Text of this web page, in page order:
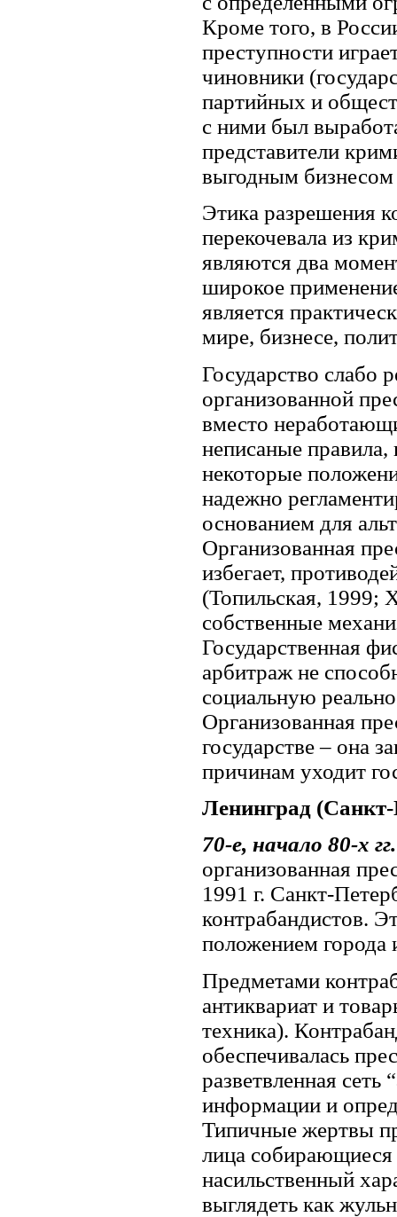
Кроме того, в
преступности
чиновники
партийных и
с ними был
представители
выгодным бизнесом
Этика разрешения
перекочевала из
являются два
широкое
является
мире, бизнесе,
Государство слабо
организованной
вместо
неписаные
некоторые
надежно
основанием для
Организованная
избегает,
(Топильская, 1999;
собственные
Государственная
арбитраж не
социальную
Организованная
государстве – она
причинам уходит
Ленинград (Санкт-
70-е, начало 80-х гг.
организованная
1991 г. Санкт-
контрабандистов.
положением города
Предметами
антиквариат и
техника).
обеспечивалась
разветвленная сеть
информации и
Типичные жертвы
лица собирающиеся
насильственный
выглядеть как